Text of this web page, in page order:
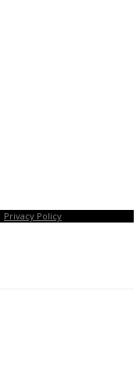
Privacy Policy